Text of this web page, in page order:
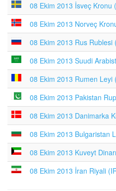
08 Ekim 2013 İsveç Kronu
08 Ekim 2013 Norveç
08 Ekim 2013 Rus Rublesi
08 Ekim 2013 Suudi
08 Ekim 2013 Rumen Leyi
08 Ekim 2013 Pakistan
08 Ekim 2013 Danimarka
08 Ekim 2013 Bulgaristan
08 Ekim 2013 Kuveyt
08 Ekim 2013 İran Riyali